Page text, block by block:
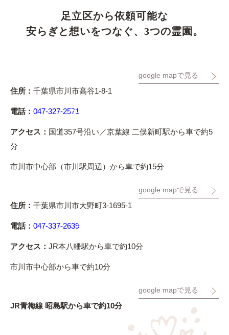
足立区から依頼可能な
安らぎと想いをつなぐ、3つの霊園。
ペットメモリアル高谷
google mapで見る
住所： 千葉県市川市高谷1-8-1
電話： 047-327-2571
アクセス： 国道357号沿い／京葉線 二俣新町駅から車で約5
分
市川市中心部（市川駅周辺）から車で約15分
竺園寺別院 慈生院
google mapで見る
住所： 千葉県市川市大野町3-1695-1
電話： 047-337-2639
アクセス： JR本八幡駅から車で約10分
市川市中心部から車で約10分
ペットメモリアル昭島
google mapで見る
JR青梅線 昭島駅から車で約10分